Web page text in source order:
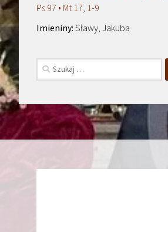
Ps 97 • Mt 17, 1-9
Sławy, Jakuba
Szukaj: